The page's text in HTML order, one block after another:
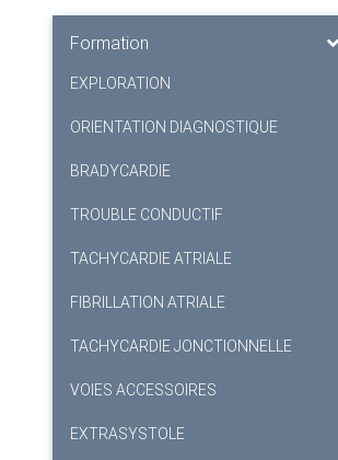
Formation
EXPLORATION
ORIENTATION DIAGNOSTIQUE
BRADYCARDIE
TROUBLE CONDUCTIF
TACHYCARDIE ATRIALE
FIBRILLATION ATRIALE
TACHYCARDIE JONCTIONNELLE
VOIES ACCESSOIRES
EXTRASYSTOLE